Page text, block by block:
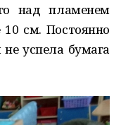
над пламенем
10 см. Постоянно
успела бумага